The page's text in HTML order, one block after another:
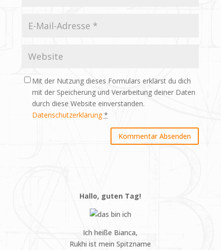
Mit der Nutzung dieses Formulars erklärst du dich
mit der Speicherung und Verarbeitung deiner Daten
durch diese Website einverstanden.
Datenschutzerklärung *
Hallo, guten Tag!
Ich heiße Bianca,
Rukhi ist mein Spitzname